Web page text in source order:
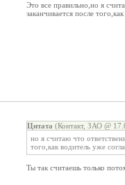
Это все правильно,но я
заканчивается после
Цитата (Контакт, ЗАО @
но я считаю что
того,как водитель уже
Ты так считаешь только